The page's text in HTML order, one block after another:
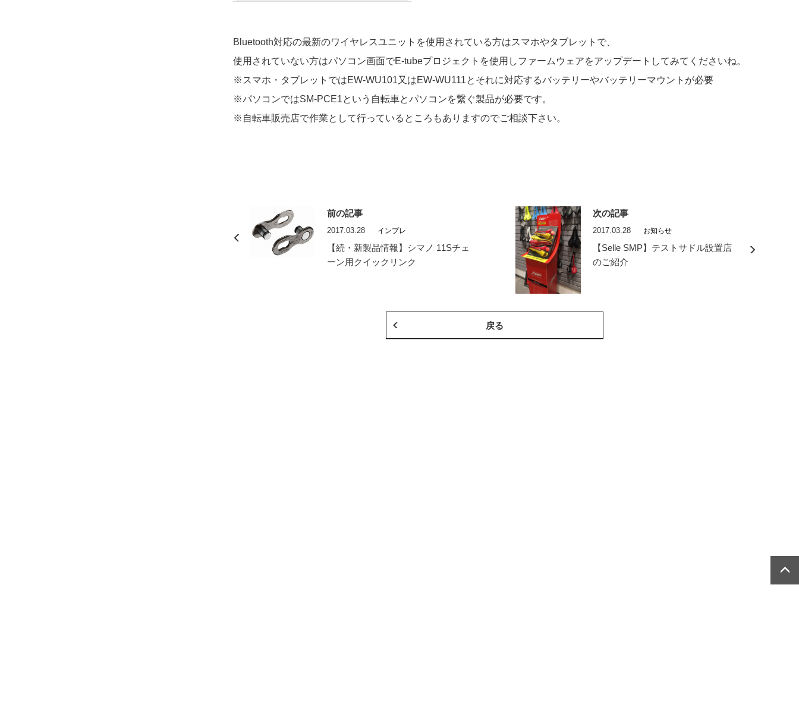
Bluetooth対応の最新のワイヤレスユニットを使用されている方はスマホやタブレットで、
使用されていない方はパソコン画面でE-tubeプロジェクトを使用しファームウェアをアップデートしてみてくださいね。
※スマホ・タブレットではEW-WU101又はEW-WU111とそれに対応するバッテリーやバッテリーマウントが必要
※パソコンではSM-PCE1という自転車とパソコンを繋ぐ製品が必要です。
※自転車販売店で作業として行っているところもありますのでご相談下さい。
前の記事
2017.03.28 インプレ
【続・新製品情報】シマノ 11Sチェ
ーン用クイックリンク
次の記事
2017.03.28 お知らせ
【Selle SMP】テストサドル設置店
のご紹介
戻る